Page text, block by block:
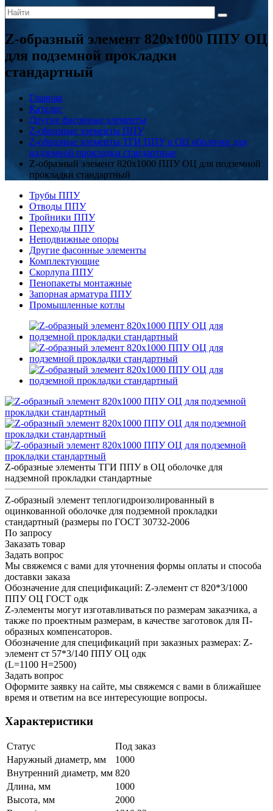
Z-образный элемент 820x1000 ППУ ОЦ
для подземной прокладки
стандартный
Главная
Каталог
Другие фасонные элементы
Z-образные элементы ППУ
Z-образные элементы ТГИ ППУ в ОЦ оболочке для
надземной прокладки стандартные
Z-образный элемент 820x1000 ППУ ОЦ для подземной
прокладки стандартный
Трубы ППУ
Отводы ППУ
Тройники ППУ
Переходы ППУ
Неподвижные опоры
Другие фасонные элементы
Комплектующие
Скорлупа ППУ
Пенопакеты монтажные
Запорная арматура ППУ
Промышленные котлы
Z-образные элементы ТГИ ППУ в ОЦ оболочке для
надземной прокладки стандартные
Z-образный элемент теплогидроизолированный в
оцинкованной оболочке для подземной прокладки
стандартный (размеры по ГОСТ 30732-2006
По запросу
Заказать товар
Задать вопрос
Мы свяжемся с вами для уточнения формы оплаты и способа
доставки заказа
Обозначение для спецификаций: Z-элемент ст 820*3/1000
ППУ ОЦ ГОСТ одк
Z-элементы могут изготавливаться по размерам заказчика, а
также по проектным размерам, в качестве заготовок для П-
образных компенсаторов.
Обозначение для спецификаций при заказных размерах: Z-
элемент ст 57*3/140 ППУ ОЦ одк
(L=1100 H=2500)
Задать вопрос
Оформите заявку на сайте, мы свяжемся с вами в ближайшее
время и ответим на все интересующие вопросы.
Характеристики
Статус
Под заказ
Наружный диаметр, мм
1000
Внутренний диаметр, мм 820
Длина, мм
1000
Высота, мм
2000